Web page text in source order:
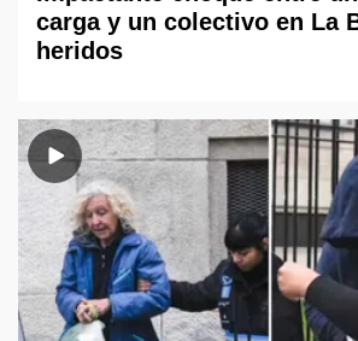
carga y un colectivo en La
heridos